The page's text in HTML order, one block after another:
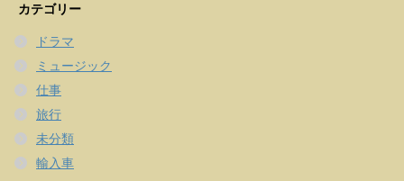
カテゴリー
ドラマ
ミュージック
仕事
旅行
未分類
輸入車